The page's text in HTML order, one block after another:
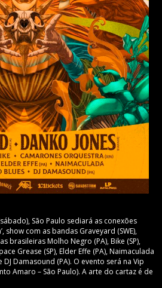
São Paulo sediará as conexões
show com as bandas Graveyard (SWE),
brasileiras Molho Negro (PA), Bike (SP),
Grease (SP), Elder Effe (PA), Naimaculada
DJ Damasound (PA). O evento será na Vip
Amaro – São Paulo). A arte do cartaz é de